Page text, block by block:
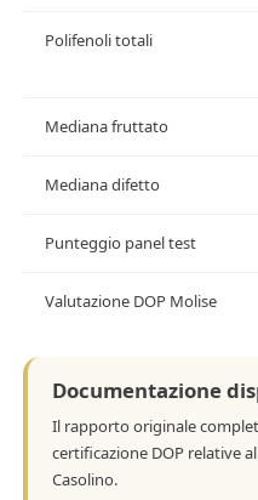
Polifenoli totali
Mediana fruttato
Mediana difetto
Punteggio panel test
Valutazione DOP Molise
Documentazione
Il rapporto originale
certificazione DOP relative
Casolino.